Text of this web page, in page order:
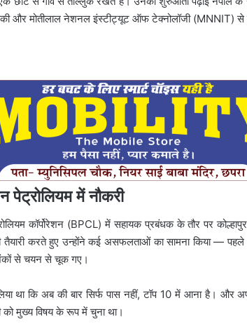
पास की और मोतीलाल नेशनल इंस्टीट्यूट ऑफ टेक्नोलॉजी (MNNIT)
पेट्रोलियम में नौकरी
कॉर्पोरेशन (BPCL) में सहायक प्रबंधक के तौर पर
करते हुए उन्होंने कई असफलताओं का सामना किया — पहले दो
से चयन से चूक गए।
था कि अब की बार सिर्फ पास नहीं, टॉप 10 में आना है। और
को मुख्य विषय के रूप में चुना था।